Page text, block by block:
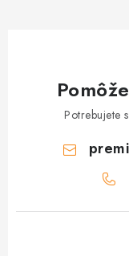
Potrebujete